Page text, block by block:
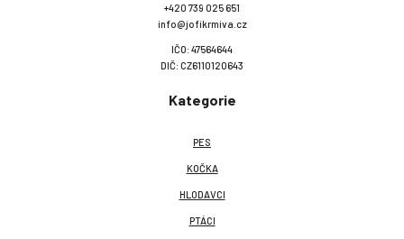
+420 739 025 651
info@jofikrmiva.cz
IČO: 47564644
DIČ: CZ6110120643
Kategorie
PES
KOČKA
HLODAVCI
PTÁCI